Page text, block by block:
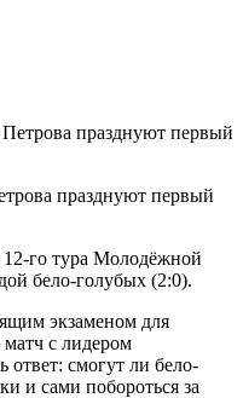
празднуют первый
12-го тура Молодёжной
бело-голубых (2:0).
экзаменом для
с лидером
смогут ли бело-
и сами побороться за